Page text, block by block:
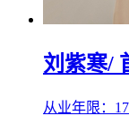
刘紫寒/
从业年限：